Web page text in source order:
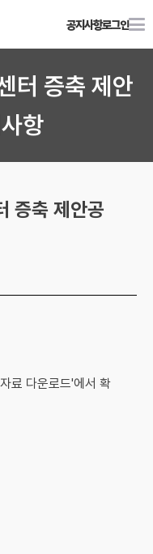
공지사항로그인
터 증축 제안
항
증축 제안공
료 다운로드'에서 확